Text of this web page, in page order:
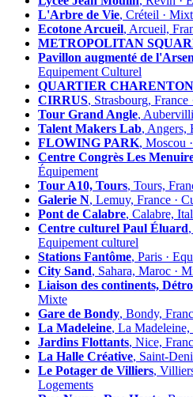
L'Arbre de Vie, Créteil ·
Ecotone Arcueil, Arcueil,
METROPOLITAN
Pavillon augmenté de
Equipement Culturel
QUARTIER CHARENTON
CIRRUS, Strasbourg, France
Tour Grand Angle,
Talent Makers Lab, Angers,
FLOWING PARK, Moscou
Centre Congrès Les
Équipement
Tour A10, Tours, Tours,
Galerie N, Lemuy, France ·
Pont de Calabre, Calabre,
Centre culturel Paul Éluard
Equipement culturel
Stations Fantôme, Paris ·
City Sand, Sahara, Maroc ·
Liaison des continents,
Mixte
Gare de Bondy, Bondy,
La Madeleine, La
Jardins Flottants, Nice,
La Halle Créative, Saint-
Le Potager de Villiers,
Logements